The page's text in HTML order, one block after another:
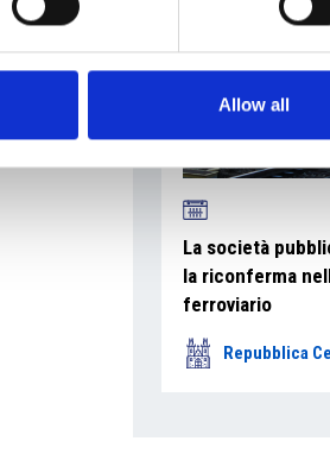
Allow all
La società
la riconferma
ferroviario
Repubblica